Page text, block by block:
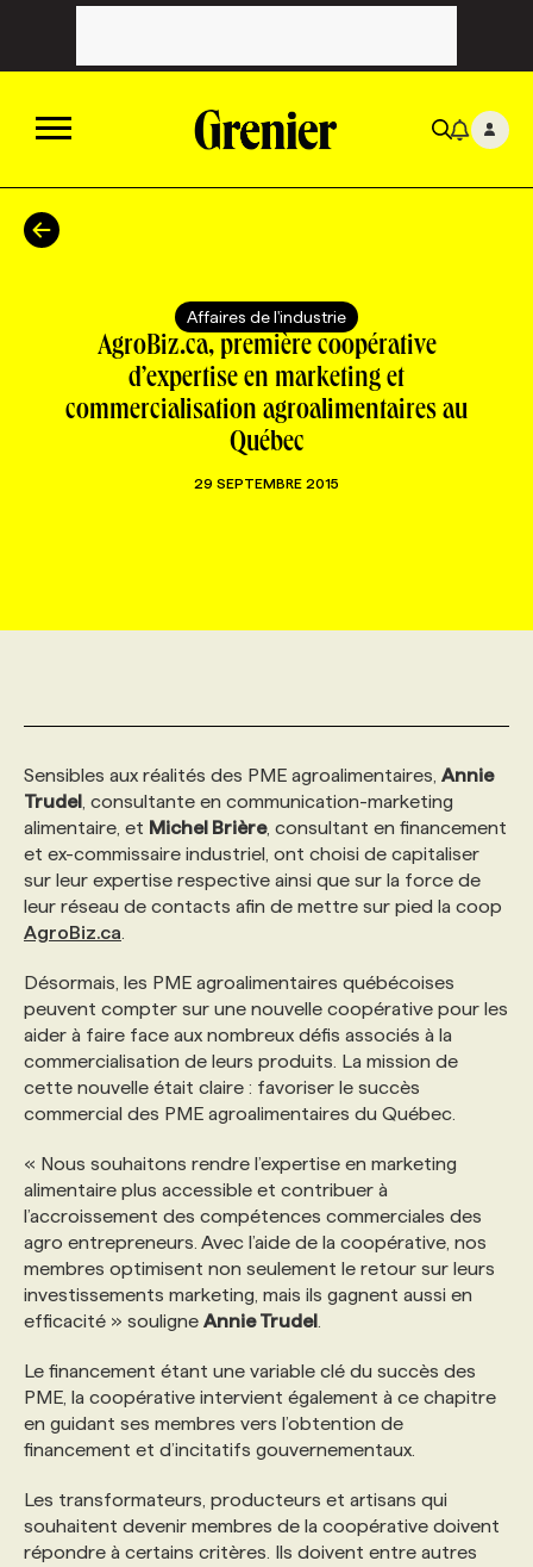
ACTUALITÉS
CATÉGORIES
TOUTES LES CATÉGORIES
CAMPAGNES ET CRÉATIVITÉ
PRIX ET DISTINCTIONS
TENDANCES
CHRONIQUES
TOUTES LES CHRONIQUES
GEO/SEO
ÉVÉNEMENTIEL
NOS AUTEUR‧RICES
FORFAITS ABONNEMENT
VOIR TOUTES LES PARUTIONS
INFOLETTRES
INFOLETTRE EN BREF
FAQ
ANNONCEZ AVEC NOUS
FORMATIONS PERSONNALISÉES
NOS FORMATEUR‧RICES
POURQUOI CHOISIR NOS FORMATIONS
PROGRAMMES DE SUBVENTIONS
FAQ
ANNONCEZ AVEC NOUS
NOS TARIFS
NOS EXPERTISES
FAQ
Affaires de l'industrie
AgroBiz.ca, première coopérative
d’expertise en marketing et
commercialisation agroalimentaires au
Québec
29 SEPTEMBRE 2015
Sensibles aux réalités des PME agroalimentaires, Annie
Trudel , consultante en communication-marketing
alimentaire, et Michel Brière, consultant en financement
et ex-commissaire industriel, ont choisi de capitaliser
sur leur expertise respective ainsi que sur la force de
leur réseau de contacts afin de mettre sur pied la coop
AgroBiz.ca
Désormais, les PME agroalimentaires québécoises
peuvent compter sur une nouvelle coopérative pour les
aider à faire face aux nombreux défis associés à la
commercialisation de leurs produits. La mission de
cette nouvelle était claire : favoriser le succès
commercial des PME agroalimentaires du Québec.
« Nous souhaitons rendre l’expertise en marketing
alimentaire plus accessible et contribuer à
l’accroissement des compétences commerciales des
agro entrepreneurs. Avec l’aide de la coopérative, nos
membres optimisent non seulement le retour sur leurs
investissements marketing, mais ils gagnent aussi en
efficacité » souligne Annie Trudel
Le financement étant une variable clé du succès des
PME, la coopérative intervient également à ce chapitre
en guidant ses membres vers l’obtention de
financement et d’incitatifs gouvernementaux.
Les transformateurs, producteurs et artisans qui
souhaitent devenir membres de la coopérative doivent
répondre à certains critères. Ils doivent entre autres